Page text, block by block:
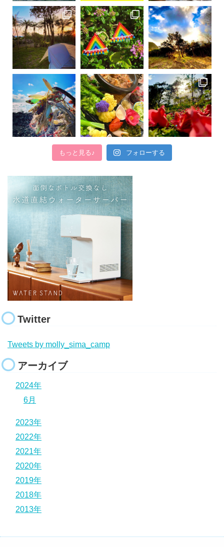
もっと見る♪ フォローする
Twitter
Tweets by molly_sima_camp
アーカイブ
2024年
6月
2023年
2022年
2021年
2020年
2019年
2018年
2013年